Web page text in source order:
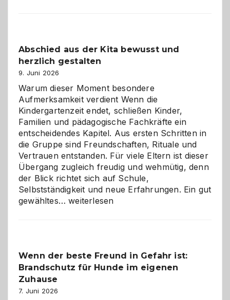
verstehen
Abschied aus der Kita bewusst und
herzlich gestalten
9. Juni 2026
Warum dieser Moment besondere
Aufmerksamkeit verdient Wenn die
Kindergartenzeit endet, schließen Kinder,
Familien und pädagogische Fachkräfte ein
entscheidendes Kapitel. Aus ersten Schritten in
die Gruppe sind Freundschaften, Rituale und
Vertrauen entstanden. Für viele Eltern ist dieser
Übergang zugleich freudig und wehmütig, denn
der Blick richtet sich auf Schule,
Selbstständigkeit und neue Erfahrungen. Ein gut
gewähltes…Abschied
und
herzlich
weiterlesen
Wenn der beste Freund in Gefahr ist:
Brandschutz für Hunde im eigenen
Zuhause
7. Juni 2026